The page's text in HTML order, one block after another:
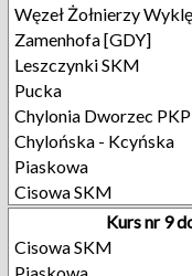
Węzeł Żołnierzy
Zamenhofa [GDY]
Leszczynki SKM
Pucka
Chylonia Dworzec PKP
Chylońska - Kcyńska
Piaskowa
Cisowa SKM
Kurs nr 9
Cisowa SKM